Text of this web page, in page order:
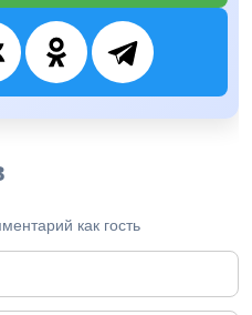
как гость